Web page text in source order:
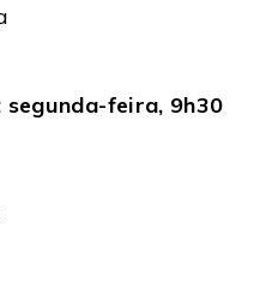
segunda-feira, 9h30